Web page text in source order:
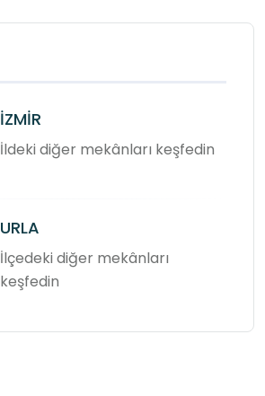
İZMİR
İldeki diğer mekânları keşfedin
URLA
İlçedeki diğer mekânları
keşfedin